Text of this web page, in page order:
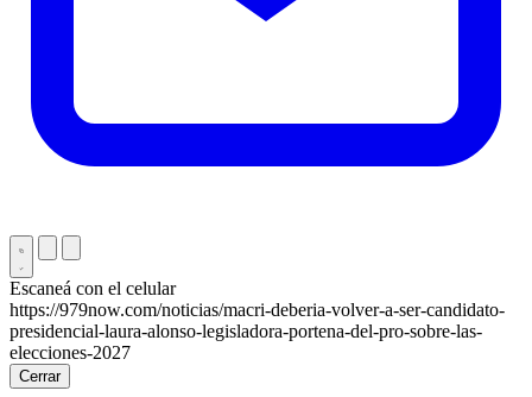
Escaneá con el celular
https://979now.com/noticias/macri-deberia-volver-a-ser-candidato-
presidencial-laura-alonso-legisladora-portena-del-pro-sobre-las-
elecciones-2027
Cerrar